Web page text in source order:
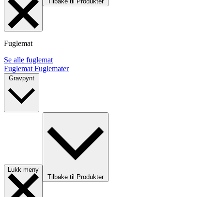
Fuglemat
Se alle fuglemat
Fuglemat Fuglemater
Lukk meny
Tilbake til Produkter